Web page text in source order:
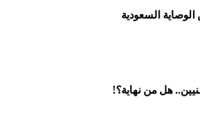
هل من نهاية؟!